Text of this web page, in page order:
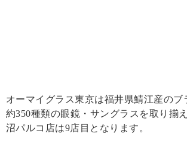
オーマイグラス東京は福井県鯖江産のブ
約350種類の眼鏡・サングラスを取り揃
沼パルコ店は9店目となります。